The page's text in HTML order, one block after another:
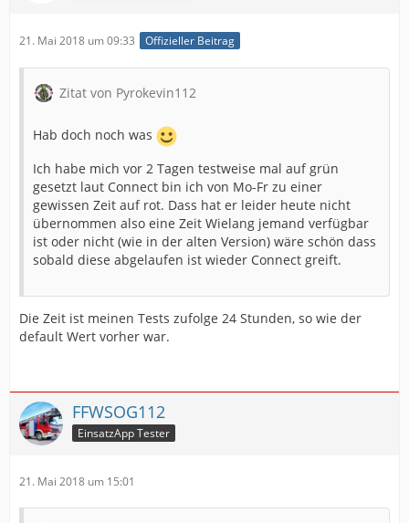
21. Mai 2018 um 09:33 Offizieller Beitrag
Zitat von Pyrokevin112
Hab doch noch was
Ich habe mich vor 2 Tagen testweise mal auf grün
gesetzt laut Connect bin ich von Mo-Fr zu einer
gewissen Zeit auf rot. Dass hat er leider heute nicht
übernommen also eine Zeit Wielang jemand verfügbar
ist oder nicht (wie in der alten Version) wäre schön dass
sobald diese abgelaufen ist wieder Connect greift.
Die Zeit ist meinen Tests zufolge 24 Stunden, so wie der
default Wert vorher war.
FFWSOG112
EinsatzApp Tester
21. Mai 2018 um 15:01